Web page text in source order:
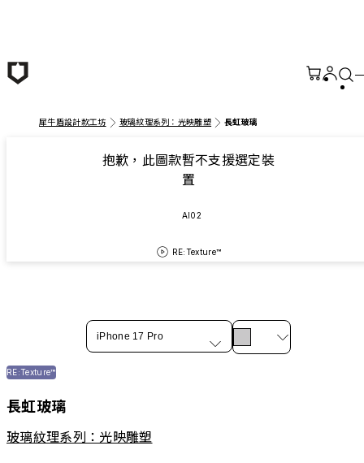
犀牛盾設計款工坊 玻璃紋理系列：光映雕塑 長虹玻璃
抱歉，此圖款暫不支援選定裝
置
AI02
RE:Texture™
iPhone 17 Pro
RE:Texture™
長虹玻璃
玻璃紋理系列：光映雕塑